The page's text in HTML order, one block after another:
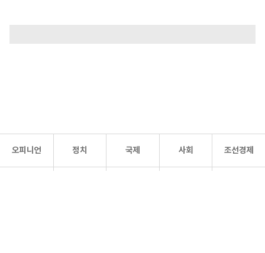
오피니언 정치 국제 사회 조선경제